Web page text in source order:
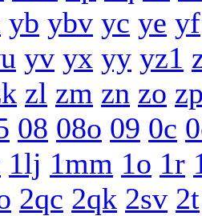
yb ybv yc ye yf
yv yx yy yz1
zl zm zn zo
08 08o 09 0c
1lj 1mm 1o 1r
2qc 2qk 2sv 2t